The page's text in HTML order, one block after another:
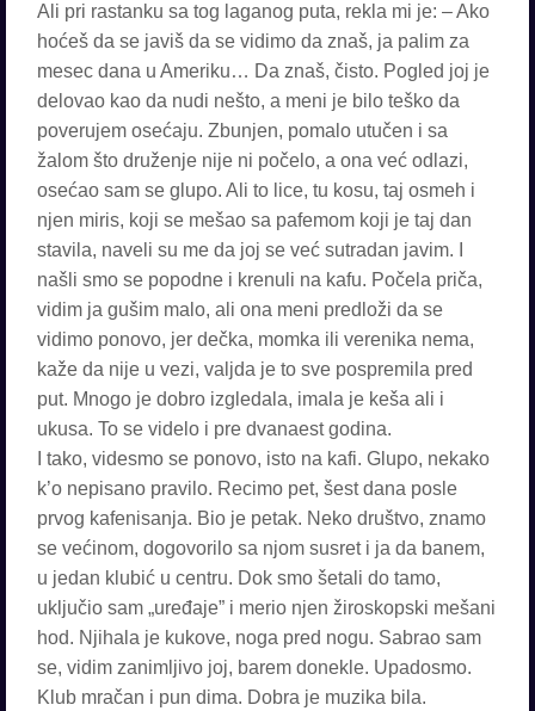
Ali pri rastanku sa tog laganog puta, rekla mi je: – Ako
hoćeš da se javiš da se vidimo da znaš, ja palim za
mesec dana u Ameriku… Da znaš, čisto. Pogled joj je
delovao kao da nudi nešto, a meni je bilo teško da
poverujem osećaju. Zbunjen, pomalo utučen i sa
žalom što druženje nije ni počelo, a ona već odlazi,
osećao sam se glupo. Ali to lice, tu kosu, taj osmeh i
njen miris, koji se mešao sa pafemom koji je taj dan
stavila, naveli su me da joj se već sutradan javim. I
našli smo se popodne i krenuli na kafu. Počela priča,
vidim ja gušim malo, ali ona meni predloži da se
vidimo ponovo, jer dečka, momka ili verenika nema,
kaže da nije u vezi, valjda je to sve pospremila pred
put. Mnogo je dobro izgledala, imala je keša ali i
ukusa. To se videlo i pre dvanaest godina.
I tako, videsmo se ponovo, isto na kafi. Glupo, nekako
k’o nepisano pravilo. Recimo pet, šest dana posle
prvog kafenisanja. Bio je petak. Neko društvo, znamo
se većinom, dogovorilo sa njom susret i ja da banem,
u jedan klubić u centru. Dok smo šetali do tamo,
uključio sam „uređaje” i merio njen žiroskopski mešani
hod. Njihala je kukove, noga pred nogu. Sabrao sam
se, vidim zanimljivo joj, barem donekle. Upadosmo.
Klub mračan i pun dima. Dobra je muzika bila.